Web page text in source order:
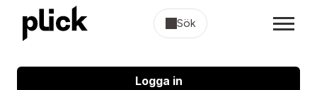
Sök
Logga in